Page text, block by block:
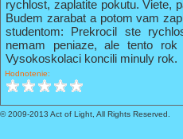
rychlost, zaplatite pokutu. Viete,
Budem zarabat a potom vam
studentom: Prekrocil ste
nemam peniaze, ale tento
Vysokoskolaci koncili minuly rok.
Hodnotenie:
© 2009-2013 Act of Light, All Rights Reserved.